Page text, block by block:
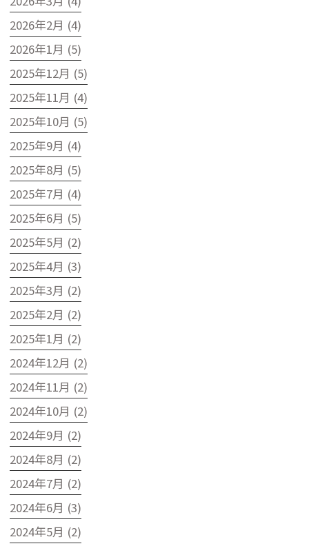
2026年2月 (4)
2026年1月 (5)
2025年12月 (5)
2025年11月 (4)
2025年10月 (5)
2025年9月 (4)
2025年8月 (5)
2025年7月 (4)
2025年6月 (5)
2025年5月 (2)
2025年4月 (3)
2025年3月 (2)
2025年2月 (2)
2025年1月 (2)
2024年12月 (2)
2024年11月 (2)
2024年10月 (2)
2024年9月 (2)
2024年8月 (2)
2024年7月 (2)
2024年6月 (3)
2024年5月 (2)